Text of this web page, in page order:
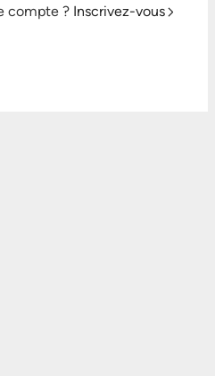
compte ? Inscrivez-vous